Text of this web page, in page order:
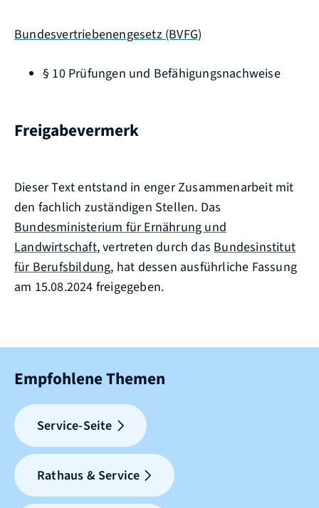
Bundesvertriebenengesetz (BVFG)
§ 10 Prüfungen und Befähigungsnachweise
Freigabevermerk
Dieser Text entstand in enger Zusammenarbeit mit
den fachlich zuständigen Stellen. Das
Bundesministerium für Ernährung und
Landwirtschaft, vertreten durch dasBundesinstitut
für Berufsbildung, hat dessen ausführliche Fassung
am 15.08.2024 freigegeben.
Empfohlene Themen
Service-Seite
Rathaus & Service